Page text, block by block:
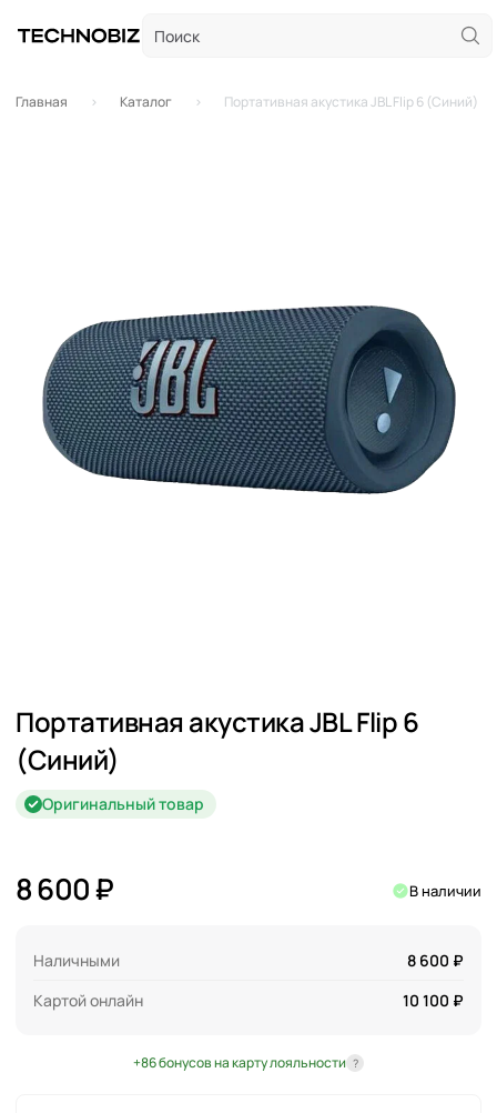
Главная Каталог Портативная акустика JBL Flip 6 (Синий)
Портативная акустика JBL Flip 6
(Синий)
Оригинальный товар
8 600 ₽ В наличии
Наличными
8 600 ₽
Картой онлайн
10 100 ₽
+86 бонусов на карту лояльности ?